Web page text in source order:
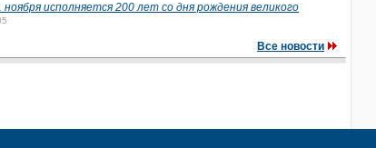
ноября исполняется 200 лет со дня рождения великого
Все новости